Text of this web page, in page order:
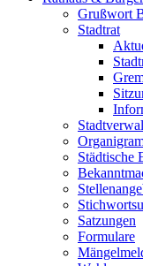
Grußwort
Stadtrat
Städtische
Satzungen
Formulare